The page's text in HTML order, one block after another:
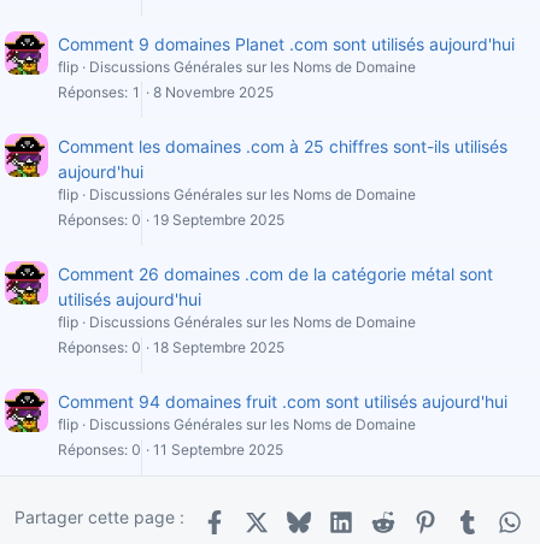
Comment 9 domaines Planet .com sont utilisés aujourd'hui
flip
Discussions Générales sur les Noms de Domaine
Réponses 1 8 Novembre 2025
Comment les domaines .com à 25 chiffres sont-ils utilisés
aujourd'hui
flip
Discussions Générales sur les Noms de Domaine
Réponses 0 19 Septembre 2025
Comment 26 domaines .com de la catégorie métal sont
utilisés aujourd'hui
flip
Discussions Générales sur les Noms de Domaine
Réponses 0 18 Septembre 2025
Comment 94 domaines fruit .com sont utilisés aujourd'hui
flip
Discussions Générales sur les Noms de Domaine
Réponses 0 11 Septembre 2025
Partager cette page :
Facebook
X BlueskyLinkedInRedditPinterestTumblr